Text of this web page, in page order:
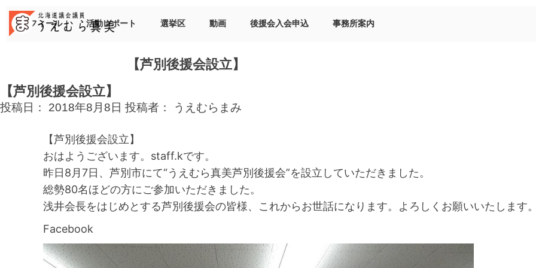
content
プロフィール 活動レポート 選挙区 動画 後援会入会申込 事務所案内
【芦別後援会設立】
【芦別後援会設立】
投稿日： 2018年8月8日 投稿者： うえむらまみ
【芦別後援会設立】
おはようございます。staff.kです。
昨日8月7日、芦別市にて“うえむら真美芦別後援会”を設立していただきました。
総勢80名ほどの方にご参加いただきました。
浅井会長をはじめとする芦別後援会の皆様、これからお世話になります。よろしくお願いいたします
Facebook